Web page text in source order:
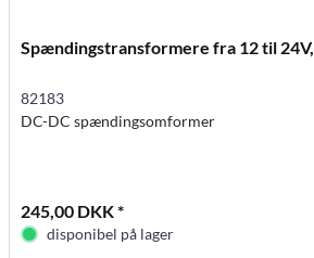
Spændingstransformere fra 12 til
82183
DC-DC spændingsomformer
245,00 DKK *
disponibel på lager